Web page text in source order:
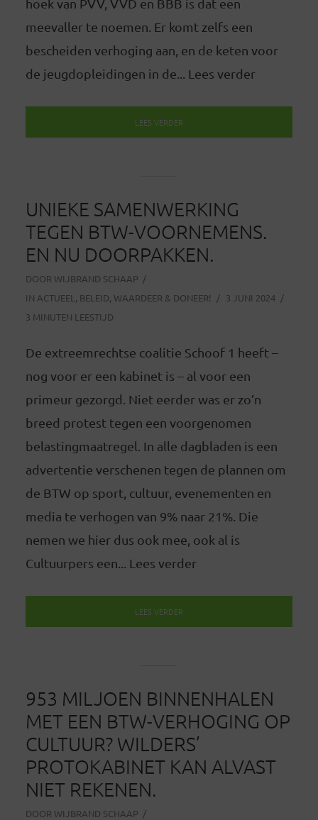
meevaller te noemen. Er komt zelfs een
bescheiden verhoging aan, en de keten voor
de jeugdopleidingen in de... Lees verder
LEES VERDER
UNIEKE SAMENWERKING
TEGEN BTW-VOORNEMENS.
EN NU DOORPAKKEN.
DOOR WIJBRAND SCHAAP
IN ACTUEEL , BELEID, WAARDEER & DONEER!
3 JUNI 2024
3 MINUTEN LEESTIJD
De extreemrechtse coalitie Schoof 1 heeft –
nog voor er een kabinet is – al voor een
primeur gezorgd. Niet eerder was er zo’n
breed protest tegen een voorgenomen
belastingmaatregel. In alle dagbladen is een
advertentie verschenen tegen de plannen om
de BTW op sport, cultuur, evenementen en
media te verhogen van 9% naar 21%. Die
nemen we hier dus ook mee, ook al is
Cultuurpers een... Lees verder
LEES VERDER
953 MILJOEN BINNENHALEN
MET EEN BTW-VERHOGING OP
CULTUUR? WILDERS’
PROTOKABINET KAN ALVAST
NIET REKENEN.
DOOR WIJBRAND SCHAAP